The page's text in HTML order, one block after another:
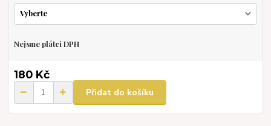
Nejsme plátci DPH
180 Kč
Přidat do košíku